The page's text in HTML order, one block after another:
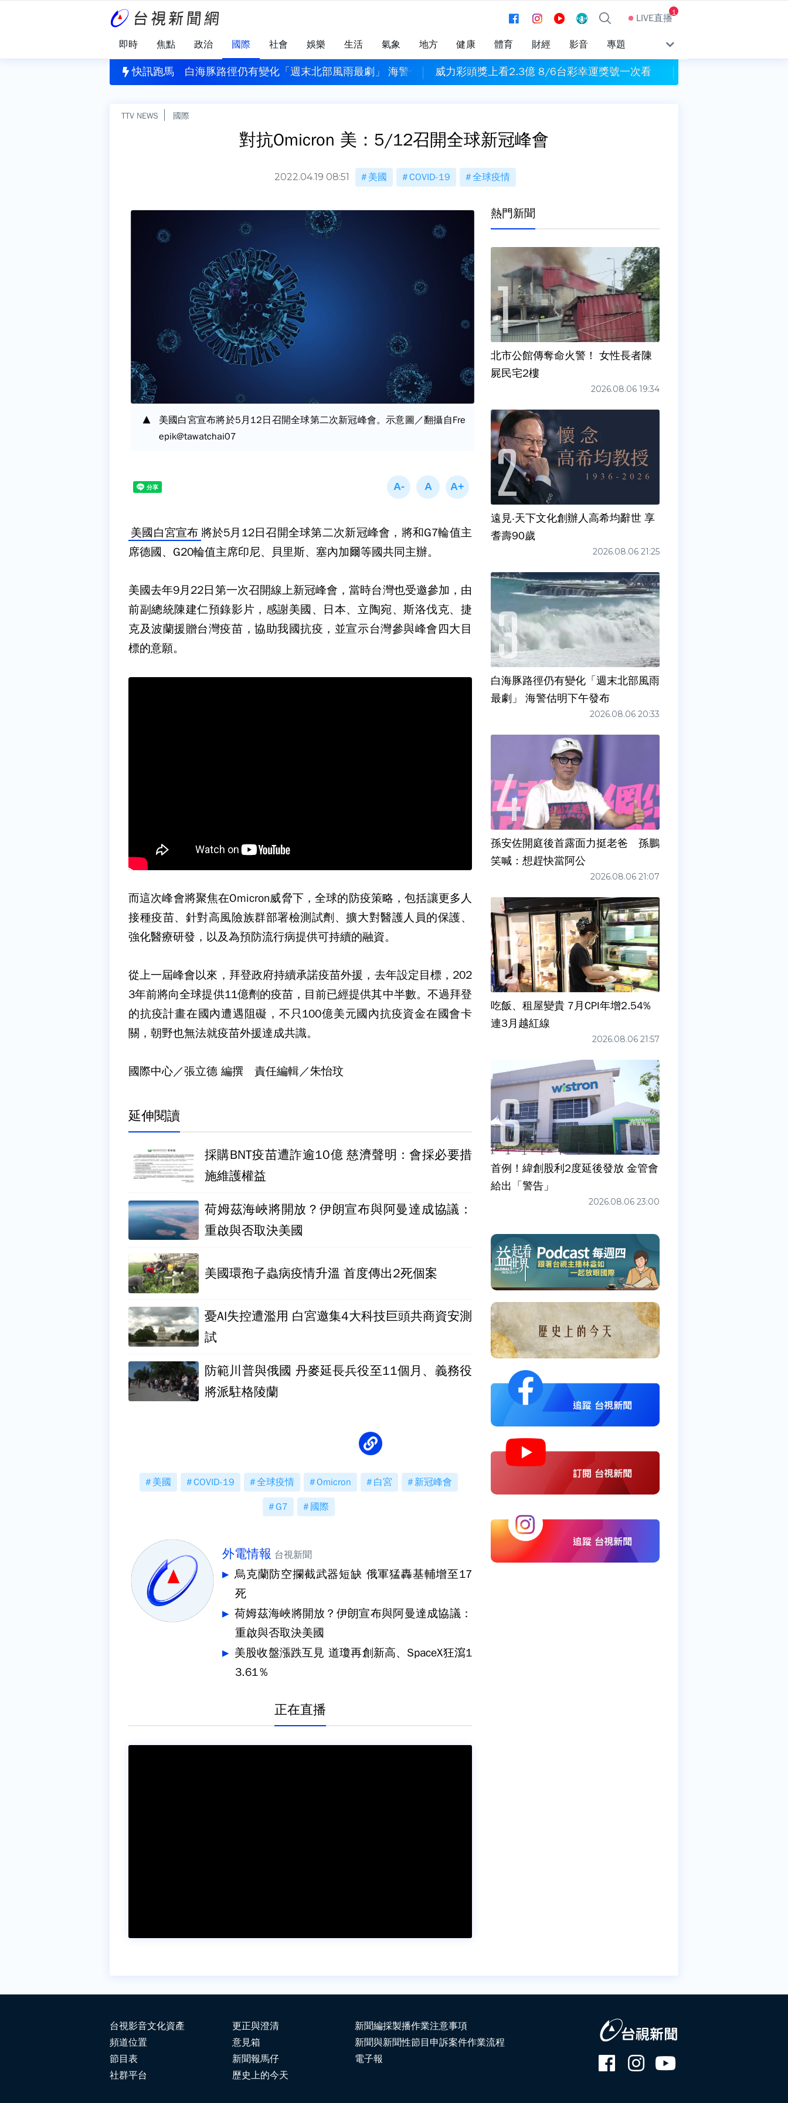
LIVE直播1
即時 焦點 政治 國際 社會 娛樂 生活 氣象 地方 健康 體育 財經 影音 專題
快訊跑馬
公視預算 黨團協商無結果全保留 白海豚路徑仍有變化「週末北部風雨最劇」 海警估明下午發布威力彩頭獎上看2.3億 8/6台彩幸運獎號一次看
TTV NEWS 國際
對抗Omicron 美：5/12召開全球新冠峰會
2022.04.19 08:51 美國 COVID-19 全球疫情
美國白宮宣布將於5月12日召開全球第二次新冠峰會。示意圖／翻攝自Fre
epik@tawatchai07
美國白宮宣布 將於5月12日召開全球第二次新冠峰會，將和G7輪值主
席德國、G20輪值主席印尼、貝里斯、塞內加爾等國共同主辦。
美國去年9月22日第一次召開線上新冠峰會，當時台灣也受邀參加，由
前副總統陳建仁預錄影片，感謝美國、日本、立陶宛、斯洛伐克、捷
克及波蘭援贈台灣疫苗，協助我國抗疫，並宣示台灣參與峰會四大目
標的意願。
而這次峰會將聚焦在Omicron威脅下，全球的防疫策略，包括讓更多人
接種疫苗、針對高風險族群部署檢測試劑、擴大對醫護人員的保護、
強化醫療研發，以及為預防流行病提供可持續的融資。
從上一屆峰會以來，拜登政府持續承諾疫苗外援，去年設定目標，202
3年前將向全球提供11億劑的疫苗，目前已經提供其中半數。不過拜登
的抗疫計畫在國內遭遇阻礙，不只100億美元國內抗疫資金在國會卡
關，朝野也無法就疫苗外援達成共識。
國際中心／張立德 編撰 責任編輯／朱怡玟
延伸閱讀
採購BNT疫苗遭詐逾10億 慈濟聲明：會採必要措
施維護權益
荷姆茲海峽將開放？伊朗宣布與阿曼達成協議：
重啟與否取決美國
美國環孢子蟲病疫情升溫 首度傳出2死個案
憂AI失控遭濫用 白宮邀集4大科技巨頭共商資安測
試
防範川普與俄國 丹麥延長兵役至11個月、義務役
將派駐格陵蘭
美國 COVID-19 全球疫情 Omicron 白宮 新冠峰會
G7 國際
外電情報 台視新聞
烏克蘭防空攔截武器短缺 俄軍猛轟基輔增至17
死
荷姆茲海峽將開放？伊朗宣布與阿曼達成協議：
重啟與否取決美國
美股收盤漲跌互見 道瓊再創新高、SpaceX狂瀉1
3.61％
正在直播
熱門新聞
北市公館傳奪命火警！ 女性長者陳
屍民宅2樓
2026.08.06 19:34
遠見‧天下文化創辦人高希均辭世 享
耆壽90歲
2026.08.06 21:25
白海豚路徑仍有變化「週末北部風雨
最劇」 海警估明下午發布
2026.08.06 20:33
孫安佐開庭後首露面力挺老爸 孫鵬
笑喊：想趕快當阿公
2026.08.06 21:07
吃飯、租屋變貴 7月CPI年增2.54%
連3月越紅線
2026.08.06 21:57
首例！緯創股利2度延後發放 金管會
給出「警告」
2026.08.06 23:00
台視影音文化資產
頻道位置
節目表
社群平台
更正與澄清
意見箱
新聞報馬仔
歷史上的今天
新聞編採製播作業注意事項
新聞與新聞性節目申訴案件作業流程
電子報